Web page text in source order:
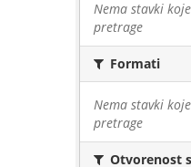
Nema stavki
pretrage
Formati
Nema stavki
pretrage
Otvorenost